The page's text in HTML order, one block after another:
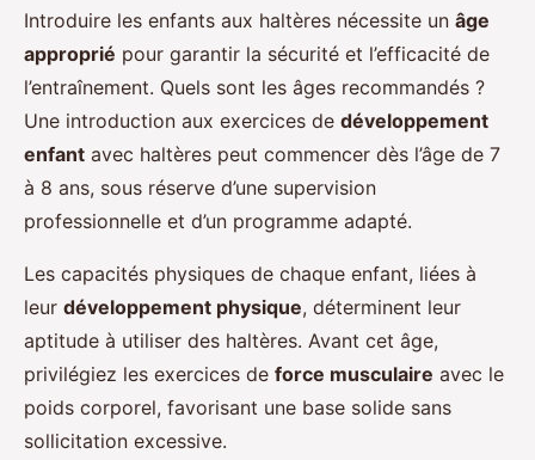
Introduire les enfants aux haltères nécessite un âge
approprié pour garantir la sécurité et l’efficacité de
l’entraînement. Quels sont les âges recommandés ?
Une introduction aux exercices de développement
enfant avec haltères peut commencer dès l’âge de 7
à 8 ans, sous réserve d’une supervision
professionnelle et d’un programme adapté.
Les capacités physiques de chaque enfant, liées à
leur développement physique, déterminent leur
aptitude à utiliser des haltères. Avant cet âge,
privilégiez les exercices de force musculaire avec le
poids corporel, favorisant une base solide sans
sollicitation excessive.